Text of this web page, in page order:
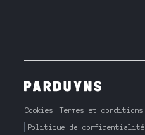
Cookies Termes et conditions
Politique de confidentialité